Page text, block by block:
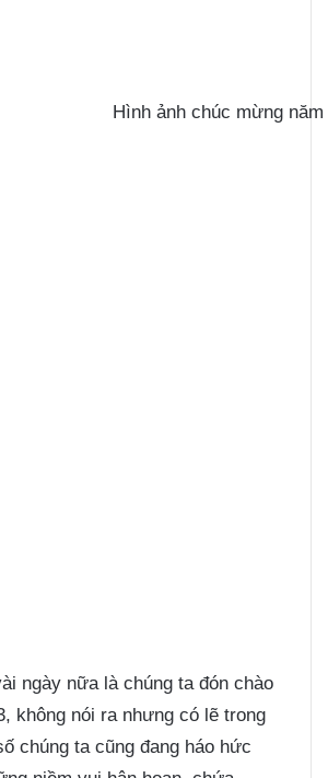
Hình ảnh chúc mừng
ngày nữa là chúng ta đón chào
không nói ra nhưng có lẽ trong
chúng ta cũng đang háo hức